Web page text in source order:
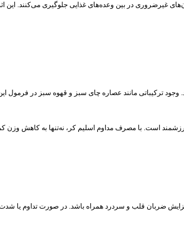
غیرضروری در بین وعده‌های غذایی جلوگیری می‌کنند. این
وجود ترکیباتی مانند عصاره چای سبز و قهوه سبز در
ارزشمند است. با مصرف مداوم اسلیم کر، نه‌تنها به کاهش
ضربان قلب و سردرد همراه باشد. در صورت تداوم یا